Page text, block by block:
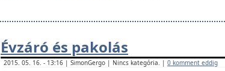
Évzáró és pakolás
2015. 05. 16. - 13:16 | SimonGergo | Nincs kategória. | 0 komment eddig